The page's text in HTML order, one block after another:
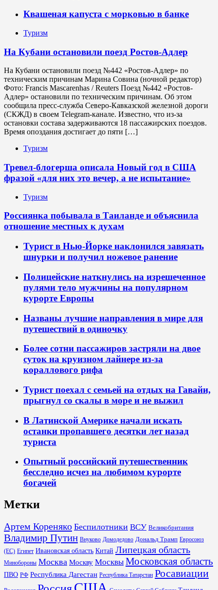
Квашеная капуста с морковью в банке
Туризм
На Кубани остановили поезд Ростов-Адлер
На Кубани остановили поезд №442 «Ростов-Адлер» по
техническим причинам Марина Совина (ночной редактор)
Фото: Francis Mascarenhas / Reuters Поезд №442 «Ростов-
Адлер» остановили по техническим причинам. Об этом
сообщила пресс-служба Северо-Кавказской железной дороги
(СКЖД) в своем Telegram-канале. Известно, что из-за
остановки состава задерживаются 18 пассажирских поездов.
Время опоздания достигает до пяти […]
Туризм
Тревел-блогерша описала Новый год в США
фразой «для них это вечер, а не испытание»
Туризм
Россиянка побывала в Таиланде и объяснила
отношение местных к духам
Турист в Нью-Йорке наклонился завязать
шнурки и получил ножевое ранение
Полицейские наткнулись на изрешеченное
пулями тело мужчины на популярном
курорте Европы
Названы лучшие направления в мире для
путешествий в одиночку
Более сотни пассажиров застряли на двое
суток на круизном лайнере из-за
кораллового рифа
Турист поехал с семьей на отдых на Гавайи,
прыгнул со скалы в море и не выжил
В Латинской Америке начали искать
останки пропавшего десятки лет назад
туриста
Опытный российский путешественник
бесследно исчез на любимом курорте
богачей
Метки
Артем Кореняко Беспилотники ВСУ Великобритания
Владимир Путин Внуково Домодедово Дональд Трамп Евросоюз
(ЕС) Египет Ивановская область Китай Липецкая область
Минобороны Москва Москву Москвы Московская область
ПВО РФ Республика Дагестан Республика Татарстан Росавиации